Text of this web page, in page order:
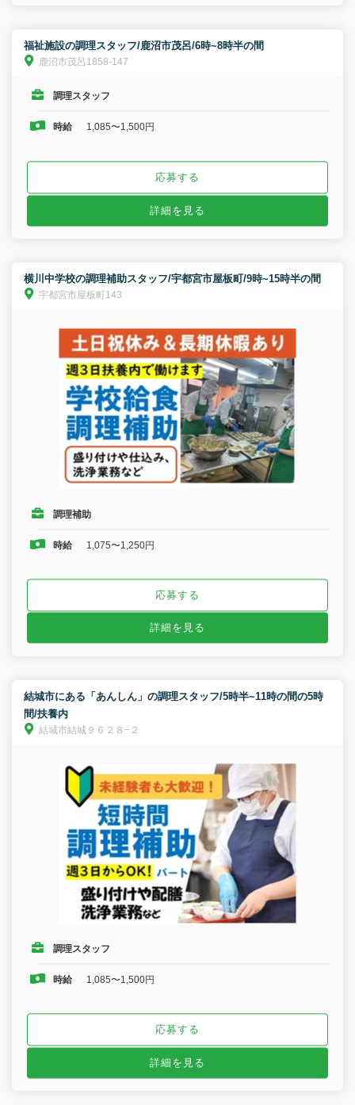
福祉施設の調理スタッフ/鹿沼市茂呂/6時~8時半の間
鹿沼市茂呂1858-147
調理スタッフ
時給 1,085〜1,500円
応募する
詳細を見る
横川中学校の調理補助スタッフ/宇都宮市屋板町/9時~15時半の間
宇都宮市屋板町143
調理補助
時給 1,075〜1,250円
応募する
詳細を見る
結城市にある「あんしん」の調理スタッフ/5時半~11時の間の5時
間/扶養内
結城市結城９６２８−２
調理スタッフ
時給 1,085〜1,500円
応募する
詳細を見る